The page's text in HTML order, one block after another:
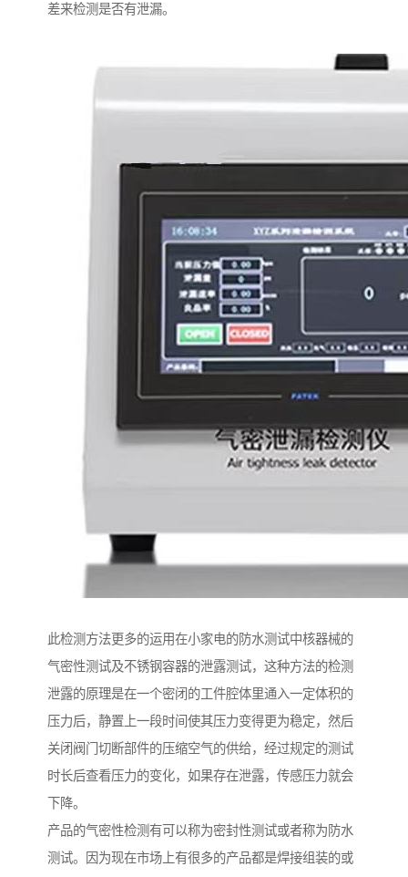
差来检测是否有泄漏。
此检测方法更多的运用在小家电的防水测试中核器械的
气密性测试及不锈钢容器的泄露测试，这种方法的检测
泄露的原理是在一个密闭的工件腔体里通入一定体积的
压力后，静置上一段时间使其压力变得更为稳定，然后
关闭阀门切断部件的压缩空气的供给，经过规定的测试
时长后查看压力的变化，如果存在泄露，传感压力就会
下降。
产品的气密性检测有可以称为密封性测试或者称为防水
测试。因为现在市场上有很多的产品都是焊接组装的或